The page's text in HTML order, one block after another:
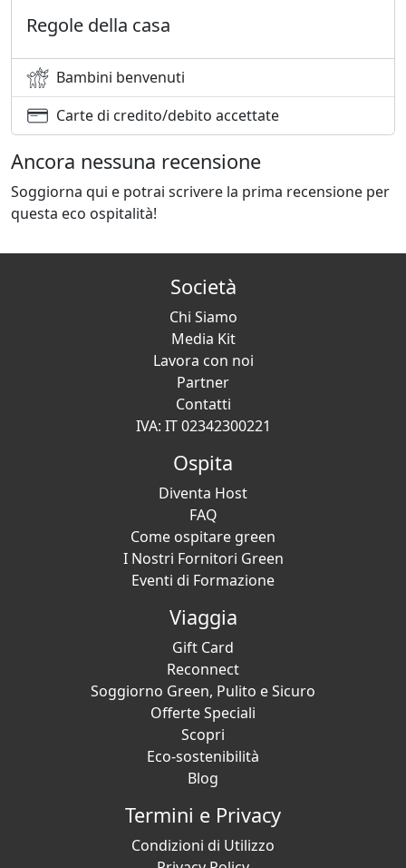
Regole della casa
Bambini benvenuti
Carte di credito/debito accettate
Ancora nessuna recensione
Soggiorna qui e potrai scrivere la prima recensione per
questa eco ospitalità!
Società
Chi Siamo
Media Kit
Lavora con noi
Partner
Contatti
IVA: IT 02342300221
Ospita
Diventa Host
FAQ
Come ospitare green
I Nostri Fornitori Green
Eventi di Formazione
Viaggia
Gift Card
Reconnect
Soggiorno Green, Pulito e Sicuro
Offerte Speciali
Scopri
Eco-sostenibilità
Blog
Termini e Privacy
Condizioni di Utilizzo